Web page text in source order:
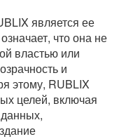
является ее
что она не
властью или
и
этому, RUBLIX
целей, включая